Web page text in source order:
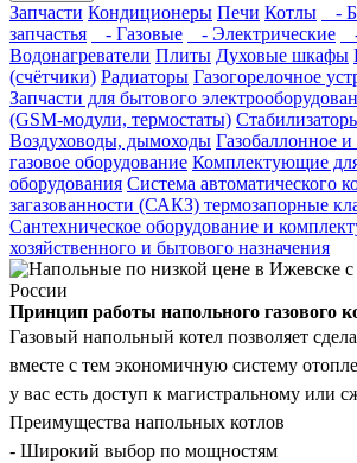
Запчасти Кондиционеры Печи Котлы
-
запчастья
- Газовые - Электрические
Водонагреватели Плиты Духовые шкафы
(счётчики) Радиаторы Газогорелочное
Запчасти для бытового
(GSM-модули, термостаты)
Воздуховоды, дымоходы Газобаллонное
газовое оборудование Комплектующие
оборудования Система автоматического
загазованности (САКЗ) термозапорные
Сантехническое оборудование и
хозяйственного и бытового назначения
Принцип работы напольного газового
Газовый напольный котел позволяет
вместе с тем экономичную систему
у вас есть доступ к магистральному или
Преимущества напольных котлов
- Широкий выбор по мощностям